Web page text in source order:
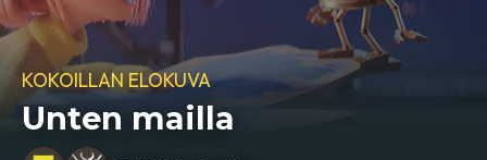
KOKOILLAN ELOKUVA
Unten mailla